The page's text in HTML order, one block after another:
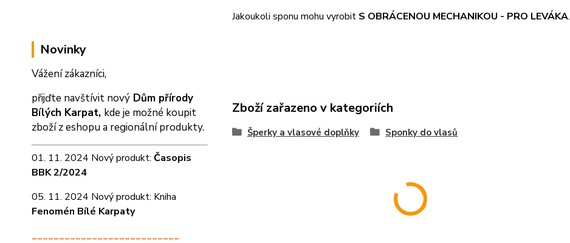
Novinky
Vážení zákazníci,
přijďte navštívit nový Dům přírody
Bílých Karpat, kde je možné koupit
zboží z eshopu a regionální produkty.
01. 11. 2024 Nový produkt: Časopis
BBK 2/2024
05. 11. 2024 Nový produkt: Kniha
Fenomén Bílé Karpaty
___________________________
Jakoukoli sponu mohu vyrobit S OBRÁCENOU MECHANIKOU - PRO LEVÁKA.
Zboží zařazeno v kategoriích
Šperky a vlasové doplňky Sponky do vlasů